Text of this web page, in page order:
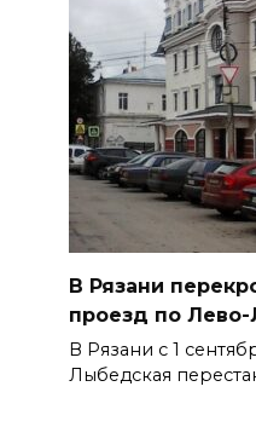
В Рязани
проезд по
В Рязани с 1
Лыбедская